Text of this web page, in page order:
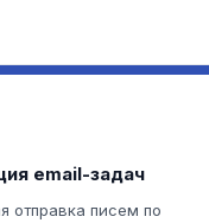
email-задач
отправка писем по